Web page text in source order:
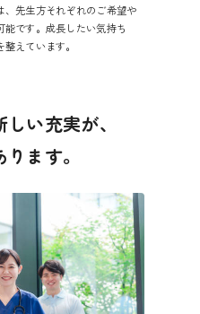
、先生方それぞれのご希望や
です。成長したい気持ち
えています。
い充実が、
ます。